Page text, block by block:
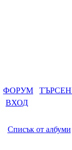
ФОРУМ
ВХОД
Списък от албуми